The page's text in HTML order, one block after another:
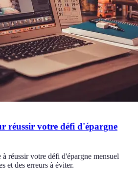
réussir votre défi d'épargne
à réussir votre défi d'épargne mensuel
et des erreurs à éviter.